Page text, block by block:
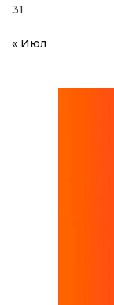
31
« Июл